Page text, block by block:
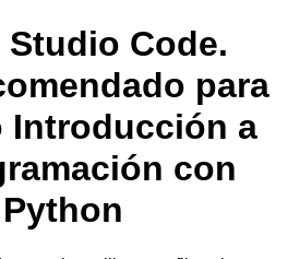
Studio Code.
para
Introducción a
con
Python